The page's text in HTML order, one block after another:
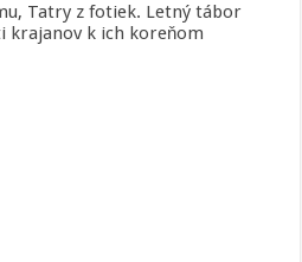
Tatry z fotiek. Letný tábor
krajanov k ich koreňom